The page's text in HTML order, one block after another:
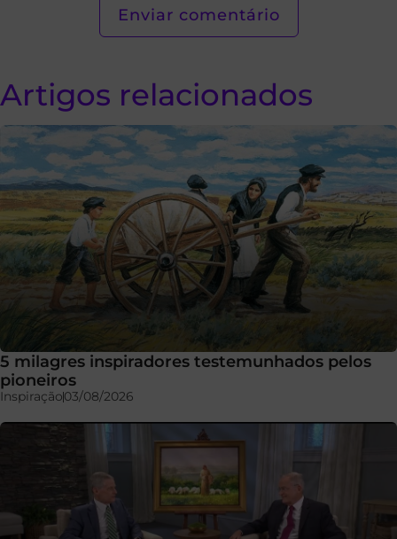
Artigos relacionados
5 milagres inspiradores testemunhados pelos
pioneiros
Inspiração03/08/2026